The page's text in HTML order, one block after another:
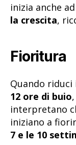
inizia anche
la crescita,
Fioritura
Quando
12 ore di buio
interpretano
iniziano a
7 e le 10